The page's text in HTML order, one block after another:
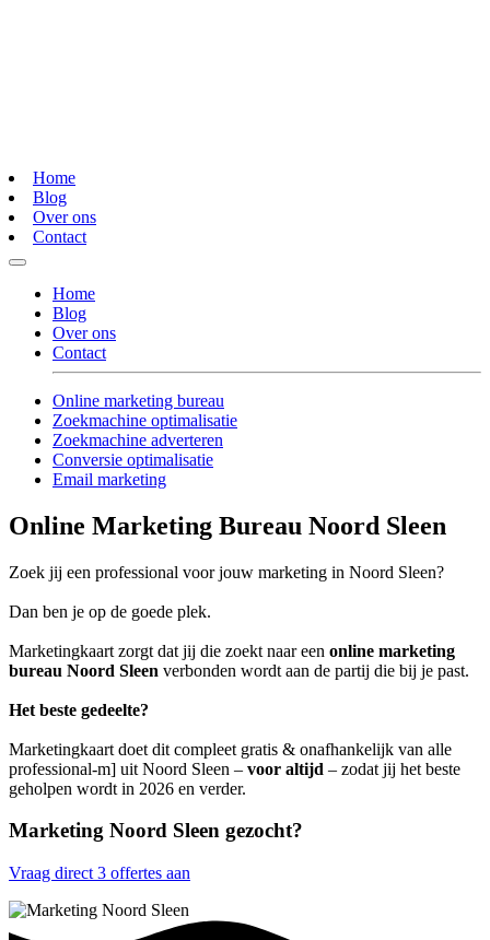
Home
Blog
Over ons
Contact
Home
Blog
Over ons
Contact
Online marketing bureau
Zoekmachine optimalisatie
Zoekmachine adverteren
Conversie optimalisatie
Email marketing
Online Marketing Bureau Noord Sleen
Zoek jij een professional voor jouw marketing in Noord Sleen?
Dan ben je op de goede plek.
Marketingkaart zorgt dat jij die zoekt naar een online marketing
bureau Noord Sleen verbonden wordt aan de partij die bij je past.
Het beste gedeelte?
Marketingkaart doet dit compleet gratis & onafhankelijk van alle
professional-m] uit Noord Sleen – voor altijd – zodat jij het beste
geholpen wordt in 2026 en verder.
Marketing Noord Sleen gezocht?
Vraag direct 3 offertes aan